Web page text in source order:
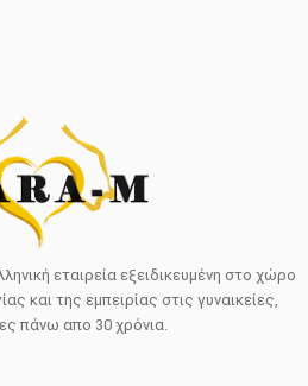
εταιρεία εξειδικευμένη στο χώρο
και της εμπειρίας στις γυναικείες,
πάνω απο 30 χρόνια.